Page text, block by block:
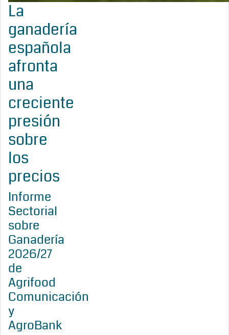
La
ganadería
española
afronta
una
creciente
presión
sobre
los
precios
Informe
Sectorial
sobre
Ganadería
2026/27
de
Agrifood
Comunicación
y
AgroBank